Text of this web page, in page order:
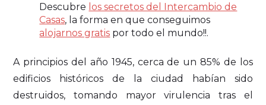
Descubre los secretos del Intercambio de
Casas, la forma en que conseguimos
alojarnos gratis por todo el mundo!!.
A principios del año 1945, cerca de un 85% de los
edificios históricos de la ciudad habían sido
destruidos, tomando mayor virulencia tras el